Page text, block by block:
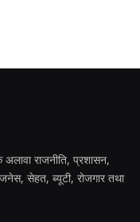
राजनीति, प्रशासन,
सेहत, ब्यूटी, रोजगार तथा